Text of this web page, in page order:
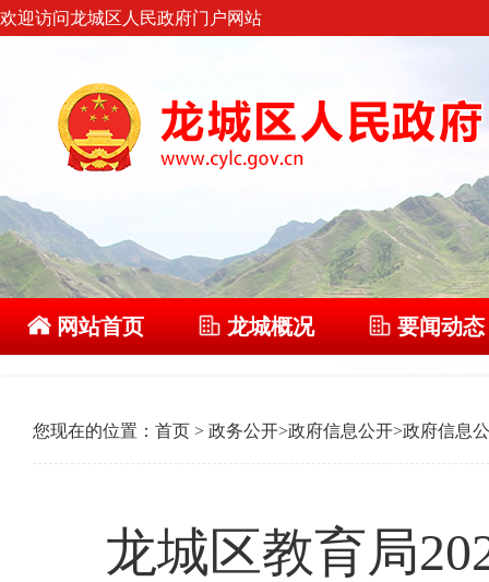
欢迎访问龙城区人民政府门户网站
网站首页 龙城概况 要闻动态
您现在的位置： 首页 > 政务公开>政府信息公开>政府信息
龙城区教育局